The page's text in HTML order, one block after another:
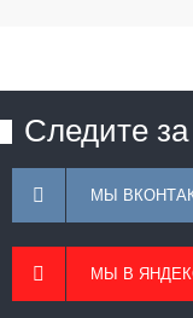
Следите
МЫ
МЫ В